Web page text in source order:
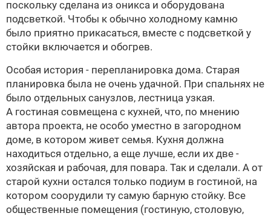
поскольку сделана из оникса и оборудована
подсветкой. Чтобы к обычно холодному камню
было приятно прикасаться, вместе с подсветкой у
стойки включается и обогрев.
Особая история - перепланировка дома. Старая
планировка была не очень удачной. При спальнях не
было отдельных санузлов, лестница узкая.
А гостиная совмещена с кухней, что, по мнению
автора проекта, не особо уместно в загородном
доме, в котором живет семья. Кухня должна
находиться отдельно, а еще лучше, если их две -
хозяйская и рабочая, для повара. Так и сделали. А от
старой кухни остался только подиум в гостиной, на
котором соорудили ту самую барную стойку. Все
общественные помещения (гостиную, столовую,